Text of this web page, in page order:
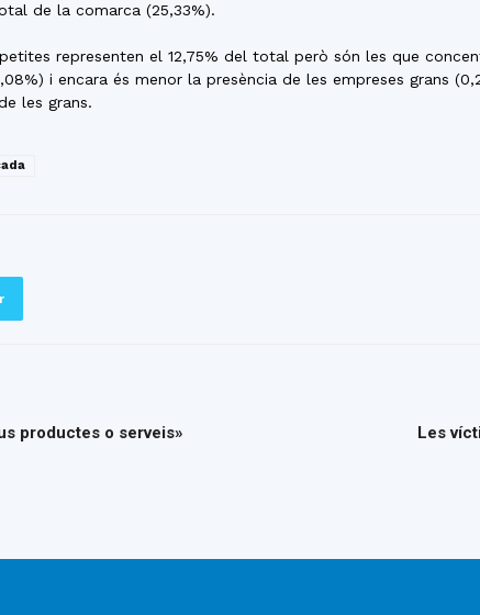
de la comarca (25,33%).
representen el 12,75% del total però són les que
i encara és menor la presència de les empreses grans
les grans.
productes o serveis»
Les